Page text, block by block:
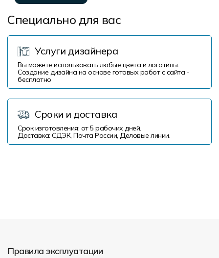
Специально для вас
Услуги дизайнера
Вы можете использовать любые цвета и логотипы.
Создание дизайна на основе готовых работ с сайта -
бесплатно
Сроки и доставка
Срок изготовления: от 5 рабочих дней.
Доставка: СДЭК, Почта России, Деловые линии.
Правила эксплуатации